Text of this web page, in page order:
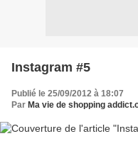
Instagram #5
Publié le 25/09/2012 à 18:07
Par Ma vie de shopping